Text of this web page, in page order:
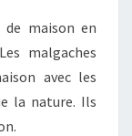
de maison en
malgaches
avec les
la nature. Ils